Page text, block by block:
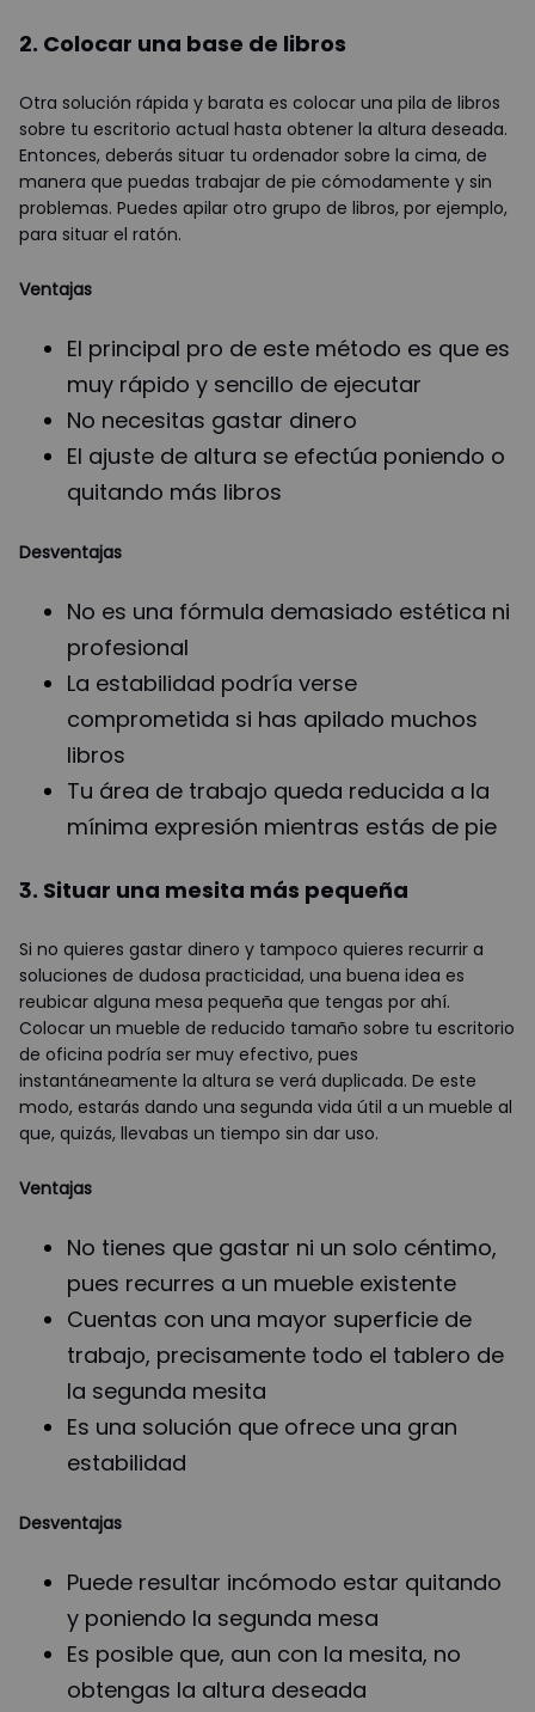
2. Colocar una base de libros
Otra solución rápida y barata es colocar una pila de libros
sobre tu escritorio actual hasta obtener la altura deseada.
Entonces, deberás situar tu ordenador sobre la cima, de
manera que puedas trabajar de pie cómodamente y sin
problemas. Puedes apilar otro grupo de libros, por ejemplo,
para situar el ratón.
Ventajas
El principal pro de este método es que es
muy rápido y sencillo de ejecutar
No necesitas gastar dinero
El ajuste de altura se efectúa poniendo o
quitando más libros
Desventajas
No es una fórmula demasiado estética ni
profesional
La estabilidad podría verse
comprometida si has apilado muchos
libros
Tu área de trabajo queda reducida a la
mínima expresión mientras estás de pie
3. Situar una mesita más pequeña
Si no quieres gastar dinero y tampoco quieres recurrir a
soluciones de dudosa practicidad, una buena idea es
reubicar alguna mesa pequeña que tengas por ahí.
Colocar un mueble de reducido tamaño sobre tu escritorio
de oficina podría ser muy efectivo, pues
instantáneamente la altura se verá duplicada. De este
modo, estarás dando una segunda vida útil a un mueble al
que, quizás, llevabas un tiempo sin dar uso.
Ventajas
No tienes que gastar ni un solo céntimo,
pues recurres a un mueble existente
Cuentas con una mayor superficie de
trabajo, precisamente todo el tablero de
la segunda mesita
Es una solución que ofrece una gran
estabilidad
Desventajas
Puede resultar incómodo estar quitando
y poniendo la segunda mesa
Es posible que, aun con la mesita, no
obtengas la altura deseada